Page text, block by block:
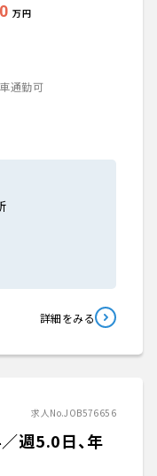
万円
通勤可
詳細をみる
求人No.JOB576656
週5.0日、年